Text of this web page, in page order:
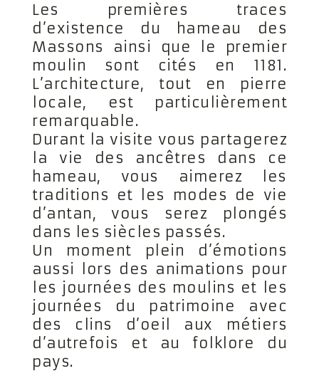
Les premières traces
d’existence du hameau des
Massons ainsi que le premier
moulin sont cités en 1181.
L’architecture, tout en pierre
locale, est particulièrement
remarquable.
Durant la visite vous partagerez
la vie des ancêtres dans ce
hameau, vous aimerez les
traditions et les modes de vie
d’antan, vous serez plongés
dans les siècles passés.
Un moment plein d’émotions
aussi lors des animations pour
les journées des moulins et les
journées du patrimoine avec
des clins d’oeil aux métiers
d’autrefois et au folklore du
pays.